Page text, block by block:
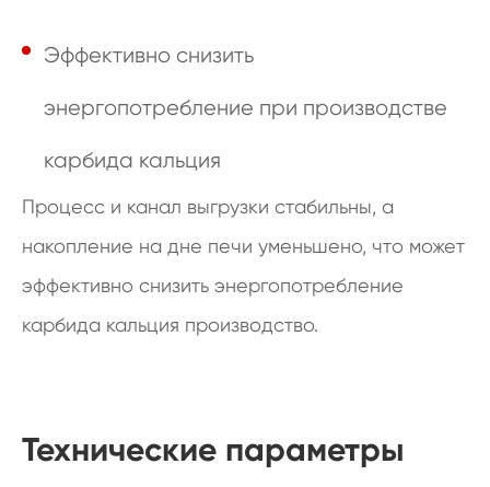
Эффективно снизить
энергопотребление при производстве
карбида кальция
Процесс и канал выгрузки стабильны, а
накопление на дне печи уменьшено, что может
эффективно снизить энергопотребление
карбида кальция производство.
Технические параметры